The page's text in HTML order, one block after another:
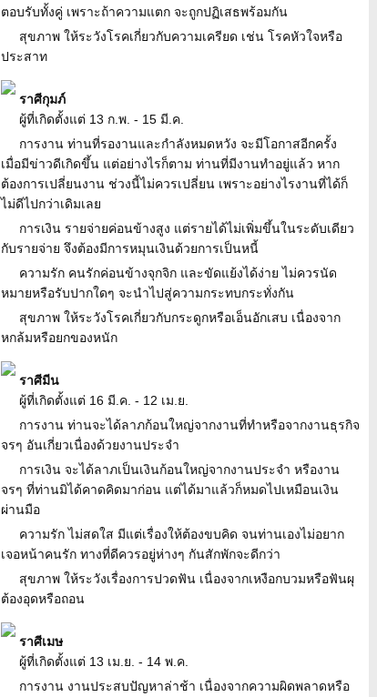
ตอบรับทั้งคู่ เพราะถ้าความแตก จะถูกปฏิเสธพร้อมกัน
สุขภาพ ให้ระวังโรคเกี่ยวกับความเครียด เช่น โรคหัวใจหรือ
ประสาท
ราศีกุมภ์
ผู้ที่เกิดตั้งแต่ 13 ก.พ. - 15 มี.ค.
การงาน ท่านที่รองานและกำลังหมดหวัง จะมีโอกาสอีกครั้ง
เมื่อมีข่าวดีเกิดขึ้น แต่อย่างไรก็ตาม ท่านที่มีงานทำอยู่แล้ว หาก
ต้องการเปลี่ยนงาน ช่วงนี้ไม่ควรเปลี่ยน เพราะอย่างไรงานที่ได้ก็
ไม่ดีไปกว่าเดิมเลย
การเงิน รายจ่ายค่อนข้างสูง แต่รายได้ไม่เพิ่มขึ้นในระดับเดียว
กับรายจ่าย จึงต้องมีการหมุนเงินด้วยการเป็นหนี้
ความรัก คนรักค่อนข้างจุกจิก และขัดแย้งได้ง่าย ไม่ควรนัด
หมายหรือรับปากใดๆ จะนำไปสู่ความกระทบกระทั่งกัน
สุขภาพ ให้ระวังโรคเกี่ยวกับกระดูกหรือเอ็นอักเสบ เนื่องจาก
หกล้มหรือยกของหนัก
ราศีมีน
ผู้ที่เกิดตั้งแต่ 16 มี.ค. - 12 เม.ย.
การงาน ท่านจะได้ลาภก้อนใหญ่จากงานที่ทำหรือจากงานธุรกิจ
จรๆ อันเกี่ยวเนื่องด้วยงานประจำ
การเงิน จะได้ลาภเป็นเงินก้อนใหญ่จากงานประจำ หรืองาน
จรๆ ที่ท่านมิได้คาดคิดมาก่อน แต่ได้มาแล้วก็หมดไปเหมือนเงิน
ผ่านมือ
ความรัก ไม่สดใส มีแต่เรื่องให้ต้องขบคิด จนท่านเองไม่อยาก
เจอหน้าคนรัก ทางที่ดีควรอยู่ห่างๆ กันสักพักจะดีกว่า
สุขภาพ ให้ระวังเรื่องการปวดฟัน เนื่องจากเหงือกบวมหรือฟันผุ
ต้องอุดหรือถอน
ราศีเมษ
ผู้ที่เกิดตั้งแต่ 13 เม.ย. - 14 พ.ค.
การงาน งานประสบปัญหาล่าช้า เนื่องจากความผิดพลาดหรือ